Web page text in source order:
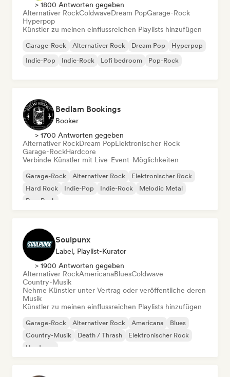
> 1800 Antworten gegeben
Alternativer RockColdwaveDream PopGarage-Rock
Hyperpop
Künstler zu meinen einflussreichen Playlists hinzufügen
Garage-Rock Alternativer Rock Dream Pop
Hyperpop
Indie-Pop
Indie-Rock Lofi bedroom Pop-Rock
Bedlam Bookings
Booker
> 1700 Antworten gegeben
Alternativer RockDream PopElektronischer Rock
Garage-RockHardcore
Verbinde Künstler mit Live-Event-Möglichkeiten
Garage-Rock Alternativer Rock
Elektronischer Rock
Hard Rock
Indie-Pop Indie-Rock
Melodic Metal
Pop-Punk
Soulpunx
Label, Playlist-Kurator
> 1900 Antworten gegeben
Alternativer RockAmericanaBluesColdwave
Country-Musik
Nehme Künstler unter Vertrag oder veröffentliche deren
Musik
Künstler zu meinen einflussreichen Playlists hinzufügen
Garage-Rock Alternativer Rock Americana
Blues
Country-Musik
Death / Thrash
Elektronischer Rock
Hardcore